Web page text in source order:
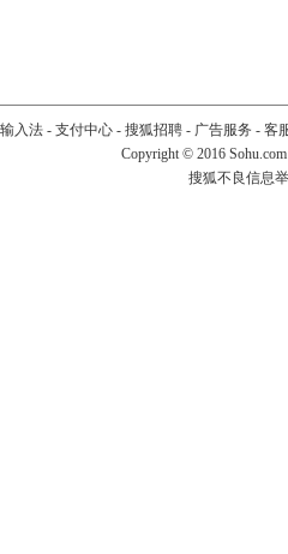
入法- 支付中心- 搜狐招聘- 广告服务 - 客
Copyright © 2016
搜狐不良信息